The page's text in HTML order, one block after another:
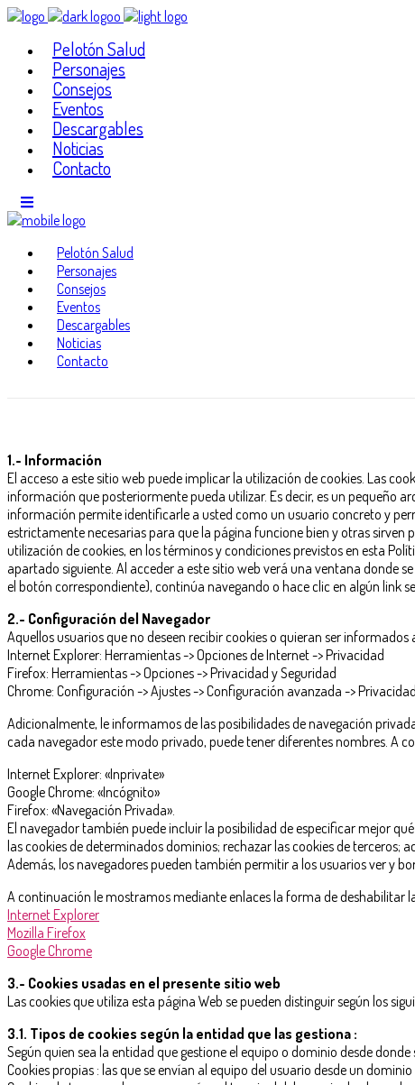
Pelotón Salud
Personajes
Consejos
Eventos
Descargables
Noticias
Contacto
Pelotón Salud
Personajes
Consejos
Eventos
Descargables
Noticias
Contacto
1.- Información
El acceso a este sitio web puede implicar la utilización de cookies. Las
información que posteriormente pueda utilizar. Es decir, es un pequeño
información permite identificarle a usted como un usuario concreto y
estrictamente necesarias para que la página funcione bien y otras
utilización de cookies, en los términos y condiciones previstos en esta
apartado siguiente. Al acceder a este sitio web verá una ventana donde
el botón correspondiente), continúa navegando o hace clic en algún link
2.- Configuración del Navegador
Aquellos usuarios que no deseen recibir cookies o quieran ser
Internet Explorer: Herramientas -> Opciones de Internet -> Privacidad
Firefox: Herramientas -> Opciones -> Privacidad y Seguridad
Chrome: Configuración -> Ajustes -> Configuración avanzada ->
Adicionalmente, le informamos de las posibilidades de navegación
cada navegador este modo privado, puede tener diferentes nombres. A
Internet Explorer: «Inprivate»
Google Chrome: «Incógnito»
Firefox: «Navegación Privada».
El navegador también puede incluir la posibilidad de especificar mejor
las cookies de determinados dominios; rechazar las cookies de
Además, los navegadores pueden también permitir a los usuarios ver y
A continuación le mostramos mediante enlaces la forma de deshabilitar
Internet Explorer
Mozilla Firefox
Google Chrome
3.- Cookies usadas en el presente sitio web
Las cookies que utiliza esta página Web se pueden distinguir según los
3.1. Tipos de cookies según la entidad que las gestiona :
Según quien sea la entidad que gestione el equipo o dominio desde
Cookies propias : las que se envían al equipo del usuario desde un